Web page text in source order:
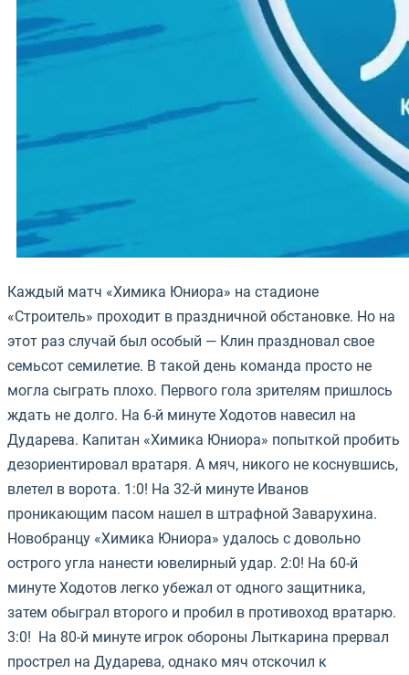
Каждый матч «Химика Юниора» на стадионе
«Строитель» проходит в праздничной обстановке. Но на
этот раз случай был особый — Клин праздновал свое
семьсот семилетие. В такой день команда просто не
могла сыграть плохо. Первого гола зрителям пришлось
ждать не долго. На 6-й минуте Ходотов навесил на
Дударева. Капитан «Химика Юниора» попыткой пробить
дезориентировал вратаря. А мяч, никого не коснувшись,
влетел в ворота. 1:0! На 32-й минуте Иванов
проникающим пасом нашел в штрафной Заварухина.
Новобранцу «Химика Юниора» удалось с довольно
острого угла нанести ювелирный удар. 2:0! На 60-й
минуте Ходотов легко убежал от одного защитника,
затем обыграл второго и пробил в противоход вратарю.
3:0! На 80-й минуте игрок обороны Лыткарина прервал
прострел на Дударева, однако мяч отскочил к